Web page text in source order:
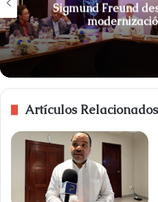
Sigmund Freund
Artículos Relacionados